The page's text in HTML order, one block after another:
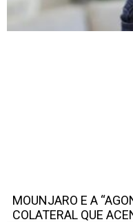
MOUNJARO E A
COLATERAL QUE